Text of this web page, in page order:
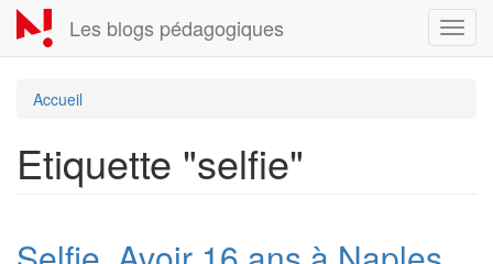
Aller
au
contenu
Les blogs pédagogiques
Accueil
Etiquette "selfie"